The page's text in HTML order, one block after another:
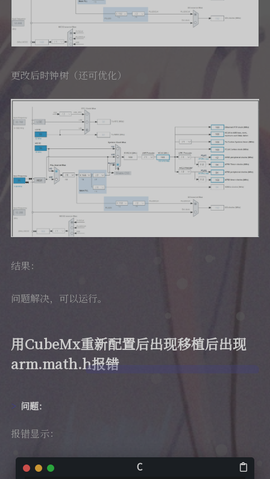
更改后时钟树（还可优化）
结果：
问题解决，可以运行。
用CubeMx重新配置后出现移植后出现
arm.math.h报错
问题：
报错显示：